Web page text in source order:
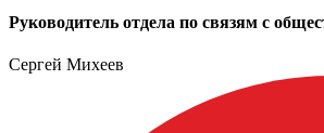
Руководитель отдела по связям с
Сергей Михеев